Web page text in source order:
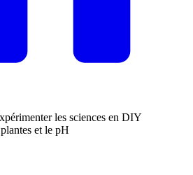
les sciences en DIY
et le pH